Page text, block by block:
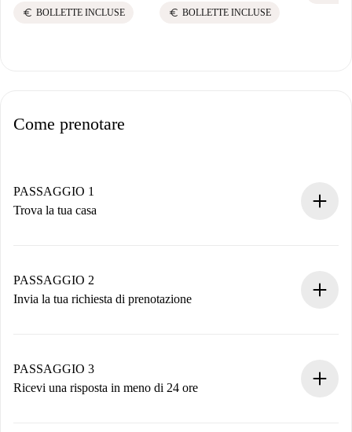
euro BOLLETTE INCLUSE euro BOLLETTE INCLUSE
Come prenotare
PASSAGGIO 1
Trova la tua casa
Hai tutte le informazioni necessarie in anticipo.
PASSAGGIO 2
Invia la tua richiesta di prenotazione
non accetta.
PASSAGGIO 3
Ricevi una risposta in meno di 24 ore